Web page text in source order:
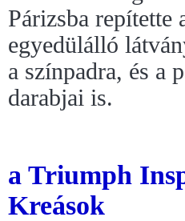
Párizsba repítette
egyedülálló
a színpadra, és a
darabjai is.
a Triumph
Kreások